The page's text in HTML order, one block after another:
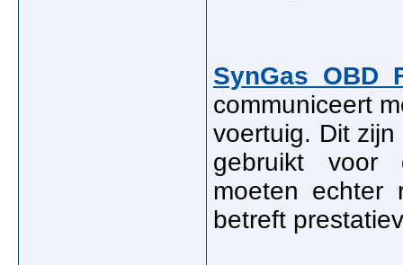
SynGas OBD
communiceert
voertuig. Dit
gebruikt voor
moeten echter
betreft